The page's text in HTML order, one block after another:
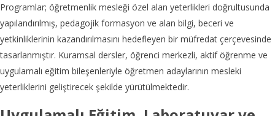
Programlar; öğretmenlik mesleği özel alan yeterlikleri doğrultusunda
yapılandırılmış, pedagojik formasyon ve alan bilgi, beceri ve
yetkinliklerinin kazandırılmasını hedefleyen bir müfredat çerçevesinde
tasarlanmıştır. Kuramsal dersler, öğrenci merkezli, aktif öğrenme ve
uygulamalı eğitim bileşenleriyle öğretmen adaylarının mesleki
yeterliklerini geliştirecek şekilde yürütülmektedir.